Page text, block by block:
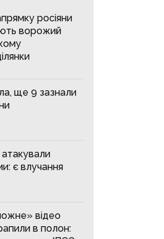
росіяни
ворожий
ще 9 зазнали
є влучання
відео
в полон: